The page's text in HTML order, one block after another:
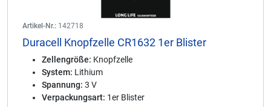
Artikel-Nr.: 142718
Duracell Knopfzelle CR1632 1er Blister
Zellengröße: Knopfzelle
System: Lithium
Spannung: 3 V
Verpackungsart: 1er Blister